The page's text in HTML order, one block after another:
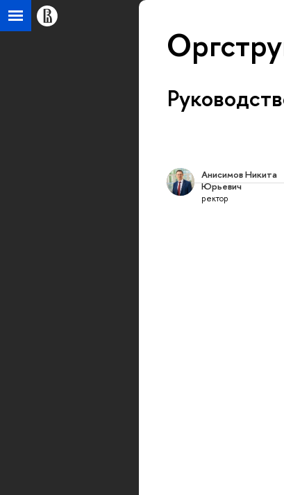
Анисимов Никита
Юрьевич
ректор